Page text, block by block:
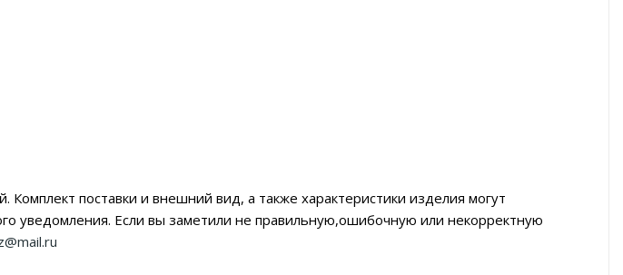
поставки и внешний вид, а также характеристики изделия могут
уведомления. Если вы заметили не правильную,ошибочную или некорректную